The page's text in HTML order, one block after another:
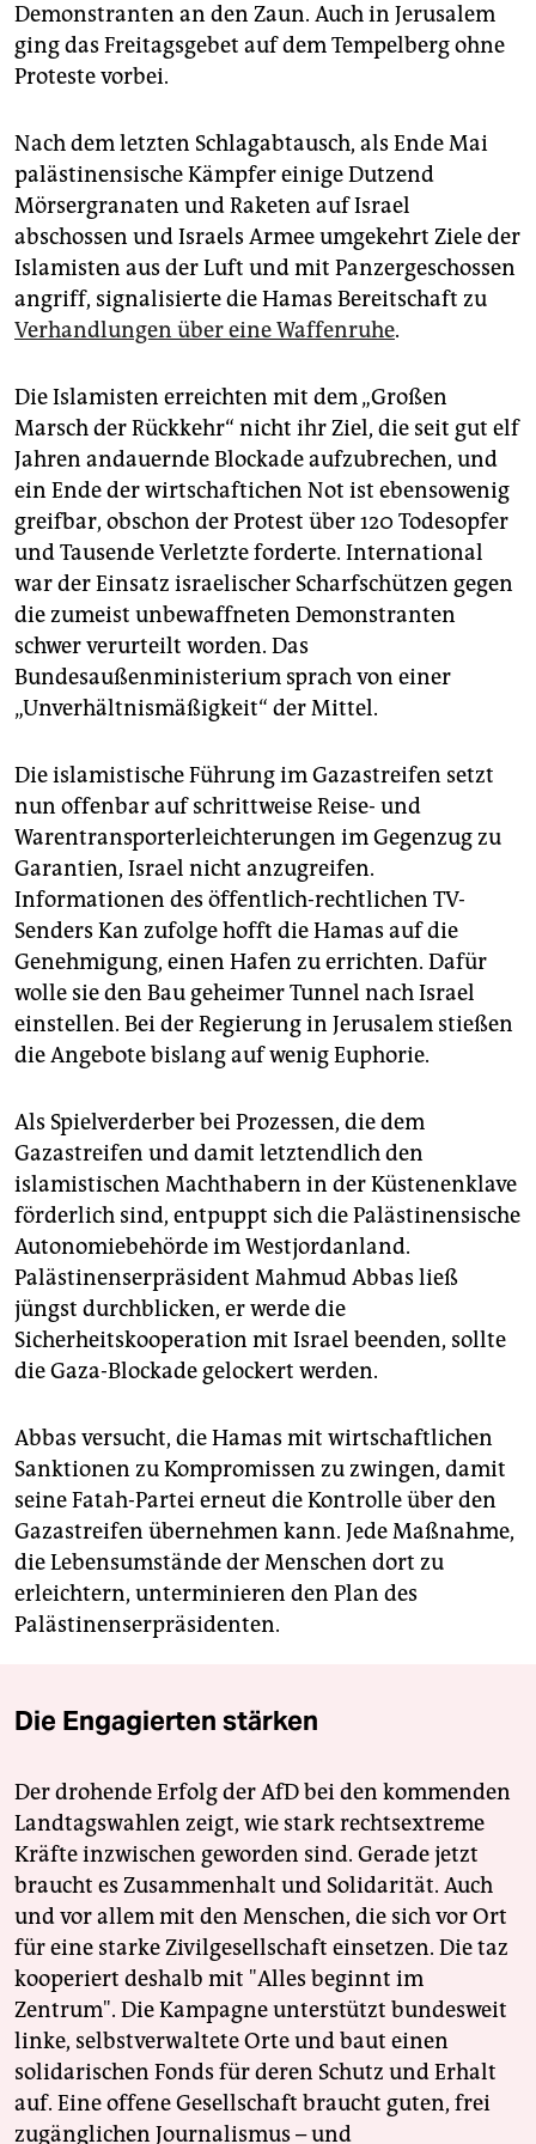
epaper login
Demonstranten an den Zaun. Auch in Jerusalem
ging das Freitagsgebet auf dem Tempelberg ohne
Proteste vorbei.
Nach dem letzten Schlagabtausch, als Ende Mai
palästinensische Kämpfer einige Dutzend
Mörsergranaten und Raketen auf Israel
abschossen und Israels Armee umgekehrt Ziele der
Islamisten aus der Luft und mit Panzergeschossen
angriff, signalisierte die Hamas Bereitschaft zu
Verhandlungen über eine Waffenruhe.
Die Islamisten erreichten mit dem „Großen
Marsch der Rückkehr“ nicht ihr Ziel, die seit gut elf
Jahren andauernde Blockade aufzubrechen, und
ein Ende der wirtschaftichen Not ist ebensowenig
greifbar, obschon der Protest über 120 Todesopfer
und Tausende Verletzte forderte. International
war der Einsatz israelischer Scharfschützen gegen
die zumeist unbewaffneten Demonstranten
schwer verurteilt worden. Das
Bundesaußenministerium sprach von einer
„Unverhältnismäßigkeit“ der Mittel.
Die islamistische Führung im Gazastreifen setzt
nun offenbar auf schrittweise Reise- und
Warentransporterleichterungen im Gegenzug zu
Garantien, Israel nicht anzugreifen.
Informationen des öffentlich-rechtlichen TV-
Senders Kan zufolge hofft die Hamas auf die
Genehmigung, einen Hafen zu errichten. Dafür
wolle sie den Bau geheimer Tunnel nach Israel
einstellen. Bei der Regierung in Jerusalem stießen
die Angebote bislang auf wenig Euphorie.
Als Spielverderber bei Prozessen, die dem
Gazastreifen und damit letztendlich den
islamistischen Machthabern in der Küstenenklave
förderlich sind, entpuppt sich die Palästinensische
Autonomiebehörde im Westjordanland.
Palästinenserpräsident Mahmud Abbas ließ
jüngst durchblicken, er werde die
Sicherheitskooperation mit Israel beenden, sollte
die Gaza-Blockade gelockert werden.
Abbas versucht, die Hamas mit wirtschaftlichen
Sanktionen zu Kompromissen zu zwingen, damit
seine Fatah-Partei erneut die Kontrolle über den
Gazastreifen übernehmen kann. Jede Maßnahme,
die Lebensumstände der Menschen dort zu
erleichtern, unterminieren den Plan des
Palästinenserpräsidenten.
Die Engagierten stärken
Der drohende Erfolg der AfD bei den kommenden
Landtagswahlen zeigt, wie stark rechtsextreme
Kräfte inzwischen geworden sind. Gerade jetzt
braucht es Zusammenhalt und Solidarität. Auch
und vor allem mit den Menschen, die sich vor Ort
für eine starke Zivilgesellschaft einsetzen. Die taz
kooperiert deshalb mit "Alles beginnt im
Zentrum". Die Kampagne unterstützt bundesweit
linke, selbstverwaltete Orte und baut einen
solidarischen Fonds für deren Schutz und Erhalt
auf. Eine offene Gesellschaft braucht guten, frei
zugänglichen Journalismus – und